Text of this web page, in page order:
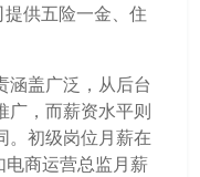
供五险一金、住
涵盖广泛，从后台
广，而薪资水平则
。初级岗位月薪在
商运营总监月薪